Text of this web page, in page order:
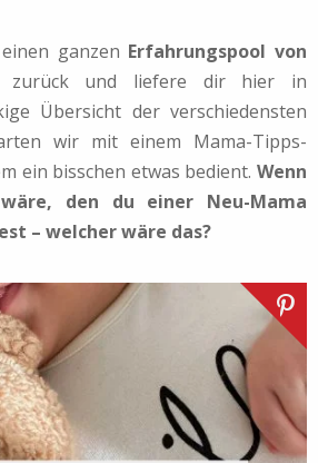
ganzen Erfahrungspool von
zurück und liefere dir hier in
Übersicht der verschiedensten
wir mit einem Mama-Tipps-
ein bisschen etwas bedient. Wenn
den du einer Neu-Mama
– welcher wäre das?